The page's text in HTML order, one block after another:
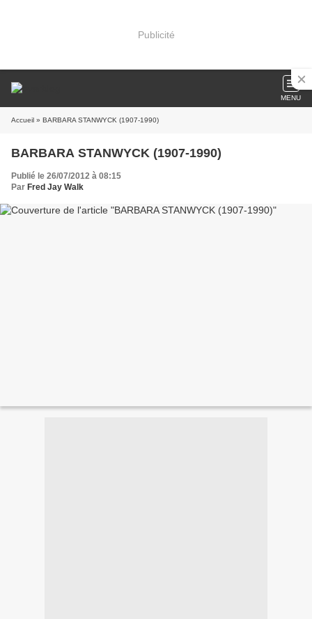
Publicité
MENU
Accueil » BARBARA STANWYCK (1907-1990)
BARBARA STANWYCK (1907-1990)
Publié le 26/07/2012 à 08:15
Par Fred Jay Walk